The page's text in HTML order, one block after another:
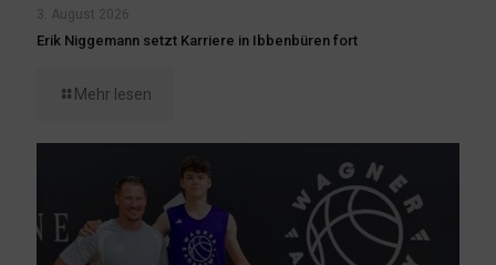
3. August 2026
Erik Niggemann setzt Karriere in Ibbenbüren fort
Mehr lesen